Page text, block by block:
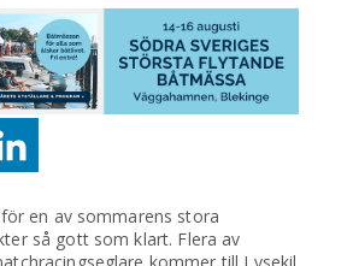
en av sommarens stora
så gott som klart. Flera av